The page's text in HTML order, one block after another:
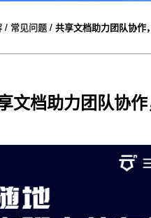
/ 常见问题 / 共享文档助力团队协作
文档助力团队协